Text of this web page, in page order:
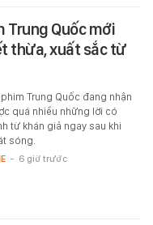
Trung Quốc mới
thừa, xuất sắc từ
Trung Quốc đang nhận
quá nhiều những lời có
từ khán giả ngay sau khi
sóng.
- 6 giờ trước